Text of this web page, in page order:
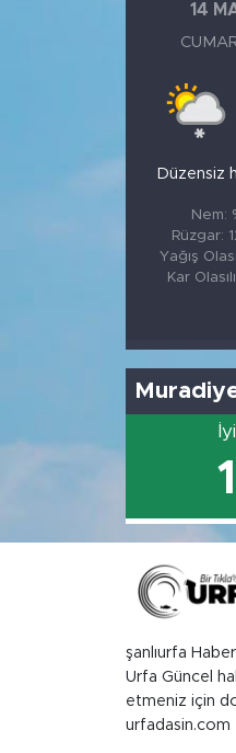
14
Düzensiz
Nem:
Rüzgar:
Yağış
Kar
İyi
1
şanlıurfa
Urfa Güncel
etmeniz için
urfadasin.com